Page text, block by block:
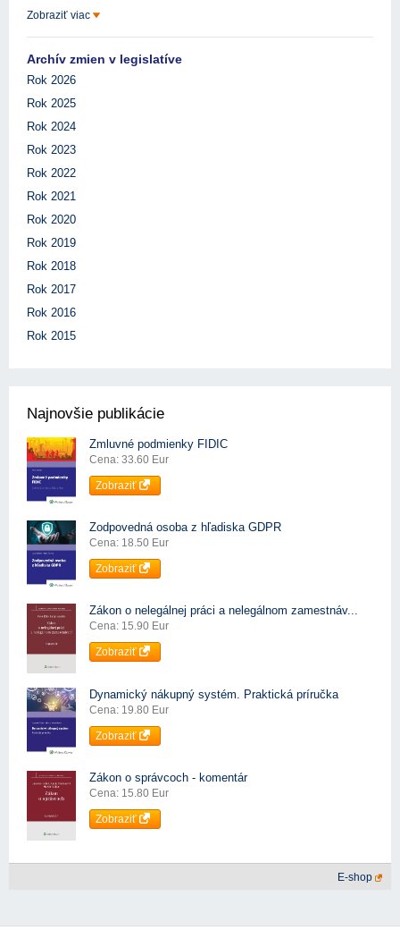
Zobraziť viac
Archív zmien v legislatíve
Rok 2026
Rok 2025
Rok 2024
Rok 2023
Rok 2022
Rok 2021
Rok 2020
Rok 2019
Rok 2018
Rok 2017
Rok 2016
Rok 2015
Najnovšie publikácie
Zmluvné podmienky FIDIC
Cena: 33.60 Eur
Zobraziť
Zodpovedná osoba z hľadiska GDPR
Cena: 18.50 Eur
Zobraziť
Zákon o nelegálnej práci a nelegálnom zamestnáv...
Cena: 15.90 Eur
Zobraziť
Dynamický nákupný systém. Praktická príručka
Cena: 19.80 Eur
Zobraziť
Zákon o správcoch - komentár
Cena: 15.80 Eur
Zobraziť
E-shop